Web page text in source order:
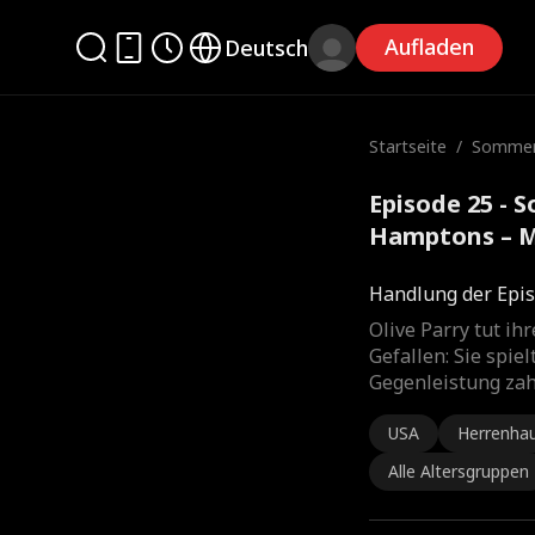
Deutsch Aufladen
Startseite /
einer
Episode 25 -
Hamptons –
Handlung der
Olive Parry tut
Gefallen: Sie
Gegenleistung
USA
Alle Altersgruppen